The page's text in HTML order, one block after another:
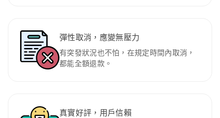
彈性取消，應變無壓力
有突發狀況也不怕，在規定時間內取消，
都能全額退款。
真實好評，用戶信賴